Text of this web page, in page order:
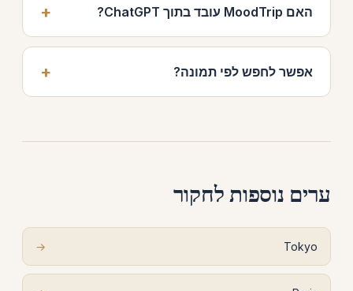
האם MoodTrip עובד בתוך ChatGPT?
אפשר לחפש לפי תמונה?
ערים נוספות לחקור
Tokyo
→